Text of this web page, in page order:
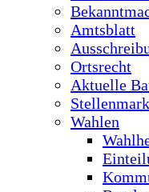
Amtsblatt
Ortsrecht
Aktuelle
Wahlen